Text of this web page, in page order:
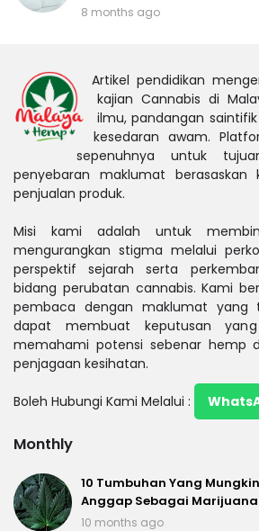
8 months ago
Artikel pendidikan
kajian Cannabis di
ilmu, pandangan
kesedaran awam.
sepenuhnya untuk
penyebaran maklumat berasaskan
penjualan produk.
Misi kami adalah untuk
mengurangkan stigma melalui
perspektif sejarah serta
bidang perubatan cannabis. Kami
pembaca dengan maklumat yang
dapat membuat keputusan
memahami potensi sebenar hemp
penjagaan kesihatan.
Boleh Hubungi Kami Melalui :
Monthly
10 Tumbuhan Yang
Anggap Sebagai Marijuana
10 months ago